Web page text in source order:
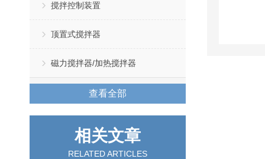
搅拌控制装置
顶置式搅拌器
磁力搅拌器/加热搅拌器
查看全部
相关文章
RELATED ARTICLES